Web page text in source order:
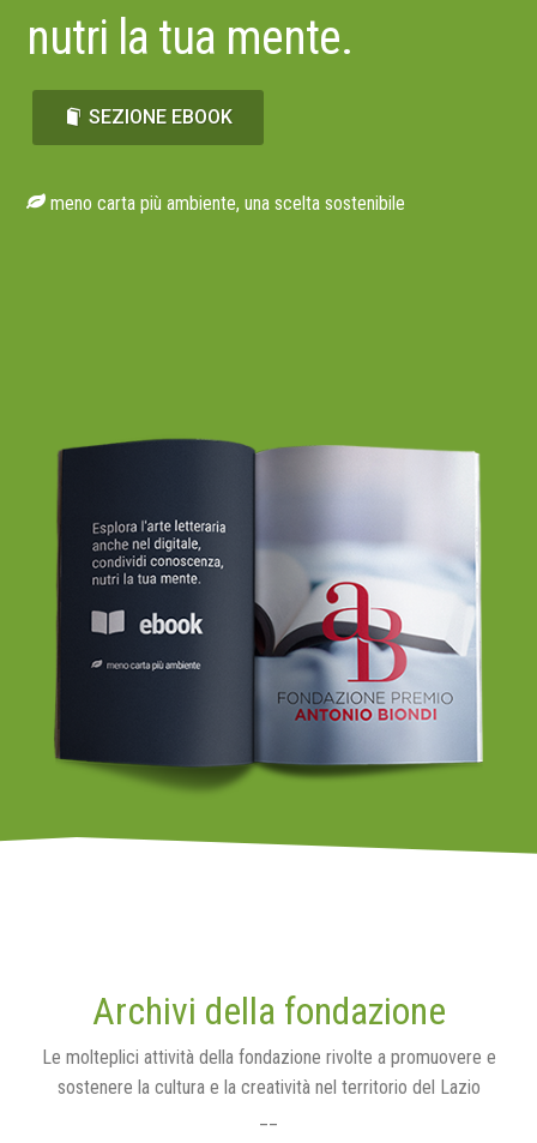
nutri la tua mente.
SEZIONE EBOOK
meno carta più ambiente, una scelta sostenibile
Archivi della fondazione
Le molteplici attività della fondazione rivolte a promuovere e
sostenere la cultura e la creatività nel territorio del Lazio